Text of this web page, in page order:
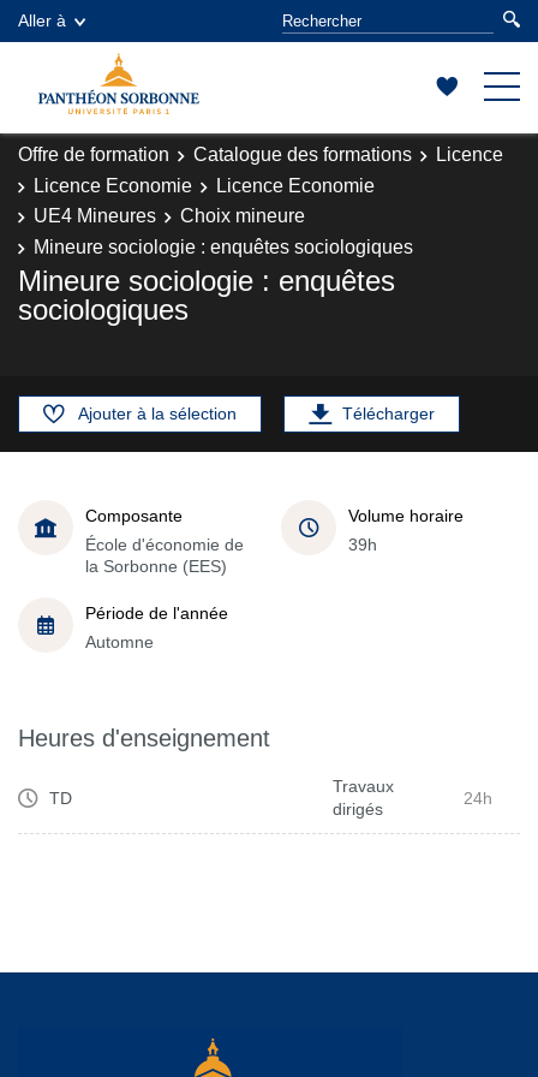
Aller à
Offre de formation Catalogue des formations
Licence
Licence Economie
Licence Economie
UE4 Mineures
Choix mineure
Mineure sociologie : enquêtes sociologiques
Mineure sociologie : enquêtes
sociologiques
Ajouter à la sélection Télécharger
Composante
École d'économie de
la Sorbonne (EES)
Volume horaire
39h
Période de l'année
Automne
Heures d'enseignement
TD
Travaux
dirigés
24h